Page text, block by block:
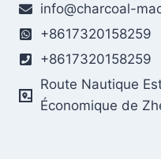
info@charcoal-
+8617320158259
+8617320158259
Route Nautique
Économique de